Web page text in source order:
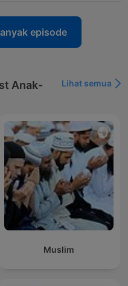
episode
Anak-
Lihat semua
Muslim